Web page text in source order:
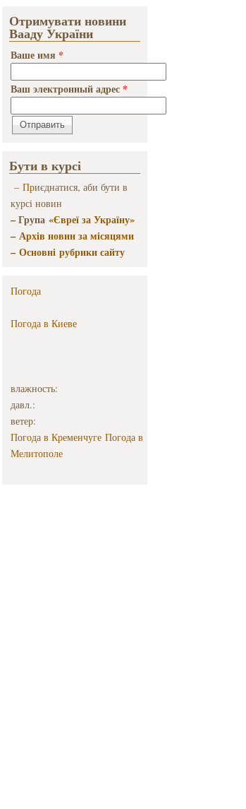
прес-
Отримувати новини
Вааду України
Ваше имя *
Ваш электронный адрес *
Бути в курсі
– Приєднатися, аби бути в
курсі новин
– Група «Євреї за Україну»
–Архів новин за місяцями
–Основні рубрики сайту
Погода
Погода в Киеве
влажность:
давл.:
ветер:
Погода в Кременчуге Погода в
Мелитополе